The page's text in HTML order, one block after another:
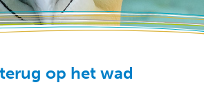
op het wad